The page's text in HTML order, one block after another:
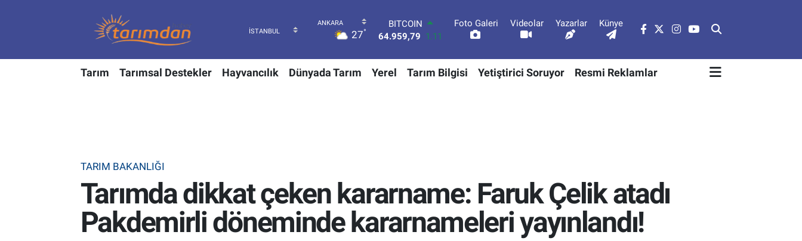
27°
DOLAR
47,7436
0.18
55,2510 0.32
STERLİN
Foto Galeri Videolar Yazarlar Künye
Tarım Tarımsal Destekler Hayvancılık Dünyada Tarım Yerel Tarım Bilgisi Yetiştirici Soruyor Resmi Reklamlar
TARIM BAKANLIĞI
Tarımda dikkat çeken kararname: Faruk Çelik atadı
Pakdemirli döneminde kararnameleri yayınlandı!
Hayvancılık
Tarımsal Destekler
Tarım Bakanlığı
Nöbetçi Eczaneler
Hava Durumu
Tüm Manşetler
Son Dakika Haberleri
Haber Arşivi